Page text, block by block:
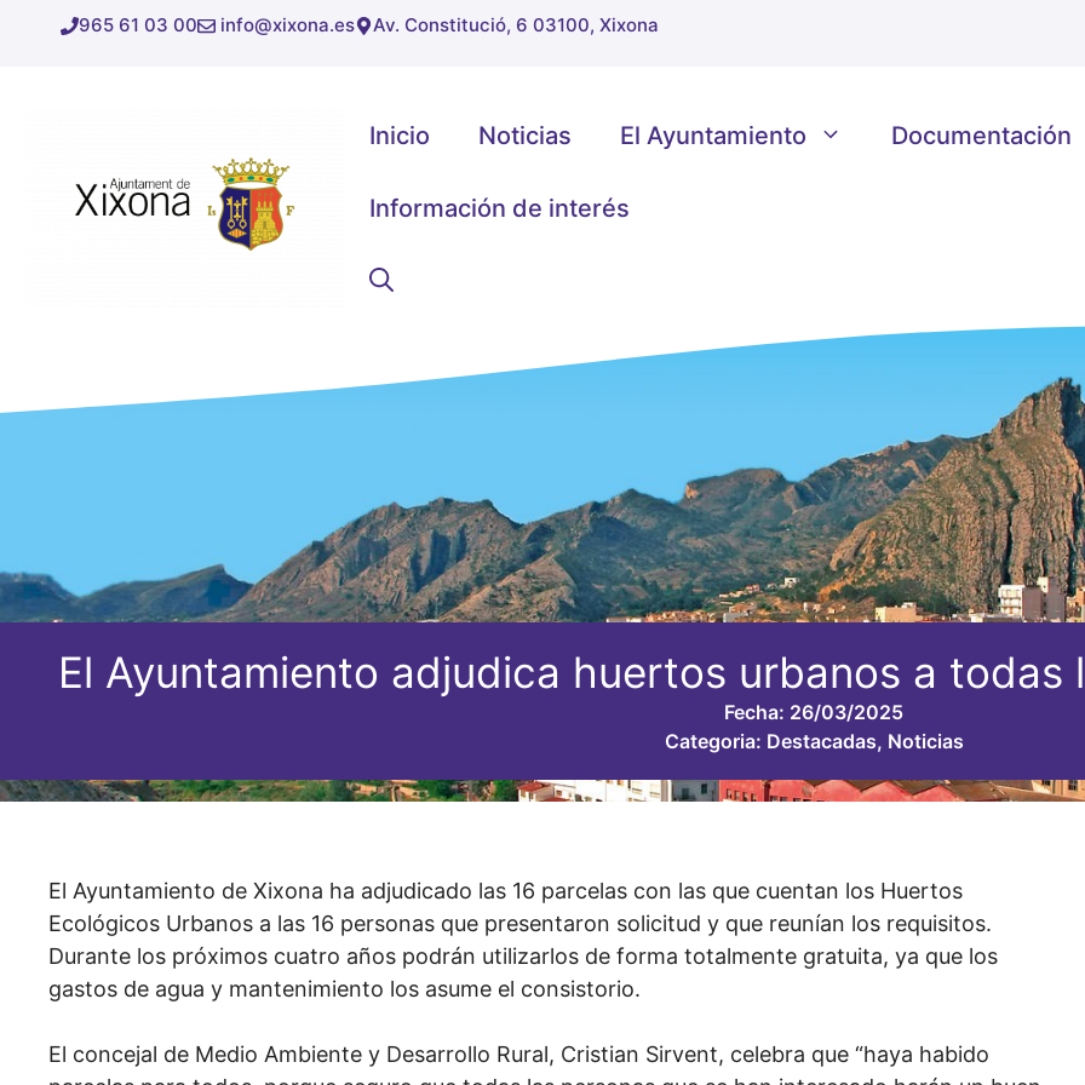
965 61 03 00 info@xixona.es Av. Constitució, 6 03100, Xixona
Inicio Noticias El Ayuntamiento Documentación
Información de interés
El Ayuntamiento adjudica huertos urbanos a todas
Fecha: 26/03/2025
Categoria: Destacadas, Noticias
El Ayuntamiento de Xixona ha adjudicado las 16 parcelas con las que cuentan los Huertos
Ecológicos Urbanos a las 16 personas que presentaron solicitud y que reunían los requisitos.
Durante los próximos cuatro años podrán utilizarlos de forma totalmente gratuita, ya que los
gastos de agua y mantenimiento los asume el consistorio.
El concejal de Medio Ambiente y Desarrollo Rural, Cristian Sirvent, celebra que “haya habido